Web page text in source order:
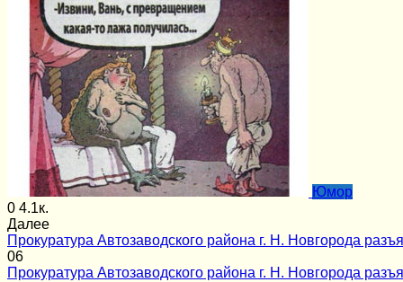
Юмор
0 4.1к.
Далее
Прокуратура Автозаводского района г. Н. Новгорода
06
Прокуратура Автозаводского района г. Н. Новгорода